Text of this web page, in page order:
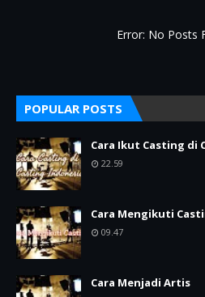
Error: No Posts
POPULAR POSTS
Cara Ikut Casting di
22.59
Cara Mengikuti
09.47
Cara Menjadi Artis